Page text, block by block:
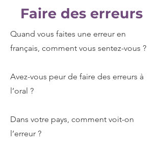
Faire des erreurs
Quand vous faites une erreur en
français, comment vous sentez-vous ?
Avez-vous peur de faire des erreurs à
l’oral ?
Dans votre pays, comment voit-on
l’erreur ?